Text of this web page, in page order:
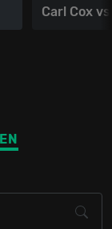
Carl Cox